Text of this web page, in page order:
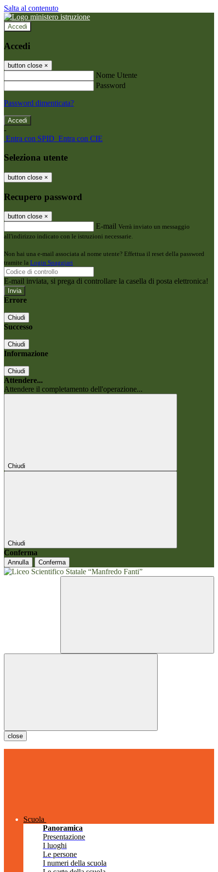
Salta al contenuto
Accedi
Accedi
button close ×
Nome Utente
Password
Password dimenticata?
-
Entra con SPID Entra con CIE
Seleziona utente
button close ×
Recupero password
button close ×
E-mail Verrà inviato un messaggio
all'indirizzo indicato con le istruzioni necessarie.
Non hai una e-mail associata al nome utente? Effettua il reset della password
tramite la Login Spaggiari
E-mail inviata, si prega di controllare la casella di posta elettronica!
Errore
Chiudi
Successo
Chiudi
Informazione
Chiudi
Attendere...
Attendere il completamento dell'operazione...
Chiudi
Chiudi
Conferma
Annulla Conferma
close
Scuola
Panoramica
Presentazione
I luoghi
Le persone
I numeri della scuola